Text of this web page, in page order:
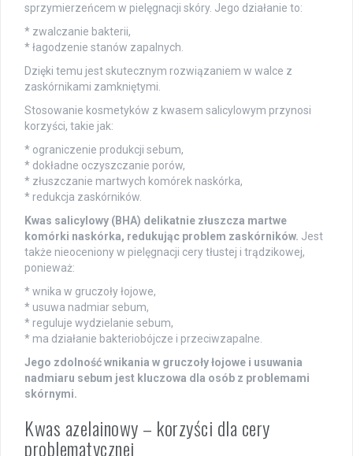
sprzymierzeńcem w pielęgnacji skóry. Jego działanie to:
* zwalczanie bakterii,
* łagodzenie stanów zapalnych.
Dzięki temu jest skutecznym rozwiązaniem w walce z
zaskórnikami zamkniętymi.
Stosowanie kosmetyków z kwasem salicylowym przynosi
korzyści, takie jak:
* ograniczenie produkcji sebum,
* dokładne oczyszczanie porów,
* złuszczanie martwych komórek naskórka,
* redukcja zaskórników.
Kwas salicylowy (BHA) delikatnie złuszcza martwe
komórki naskórka, redukując problem zaskórników. Jest
także nieoceniony w pielęgnacji cery tłustej i trądzikowej,
ponieważ:
* wnika w gruczoły łojowe,
* usuwa nadmiar sebum,
* reguluje wydzielanie sebum,
* ma działanie bakteriobójcze i przeciwzapalne.
Jego zdolność wnikania w gruczoły łojowe i usuwania
nadmiaru sebum jest kluczowa dla osób z problemami
skórnymi.
Kwas azelainowy – korzyści dla cery
problematycznej